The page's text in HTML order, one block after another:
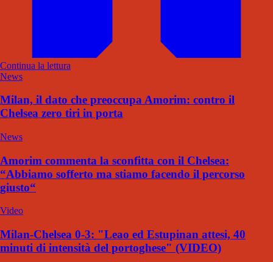
Continua la lettura
News
Milan, il dato che preoccupa Amorim: contro il
Chelsea zero tiri in porta
News
Amorim commenta la sconfitta con il Chelsea:
“Abbiamo sofferto ma stiamo facendo il percorso
giusto“
Video
Milan-Chelsea 0-3: "Leao ed Estupinan attesi, 40
minuti di intensità del portoghese" (VIDEO)